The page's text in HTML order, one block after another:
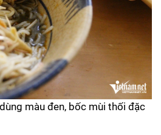
màu đen, bốc mùi thối đặc